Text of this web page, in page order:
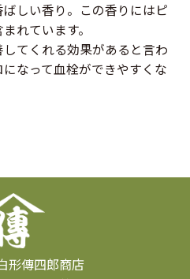
しい香り。この香りにはピ
れています。
てくれる効果があると言わ
なって血栓ができやすくな
形傳四郎商店